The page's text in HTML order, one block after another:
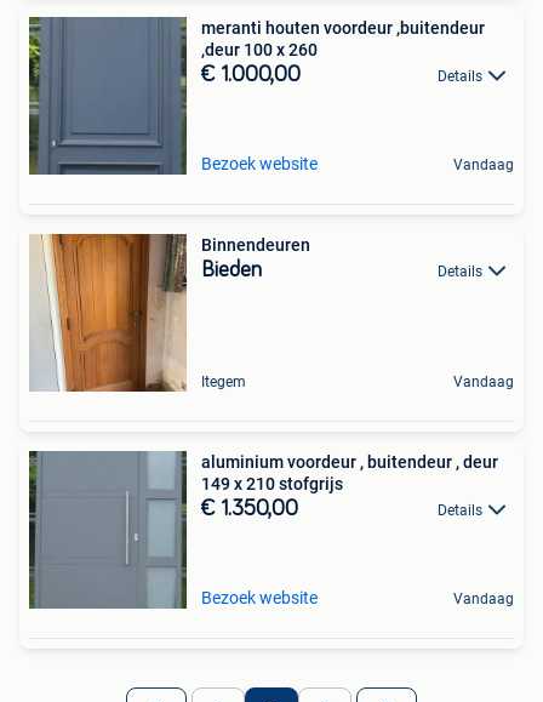
meranti houten voordeur ,buitendeur
,deur 100 x 260
€ 1.000,00 Details
Bezoek website Vandaag
Binnendeuren
Bieden Details
Itegem Vandaag
aluminium voordeur , buitendeur , deur
149 x 210 stofgrijs
€ 1.350,00 Details
Bezoek website Vandaag